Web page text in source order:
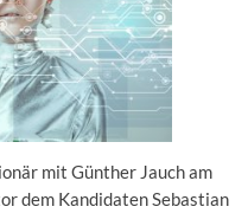
mit Günther Jauch am
dem Kandidaten Sebastian